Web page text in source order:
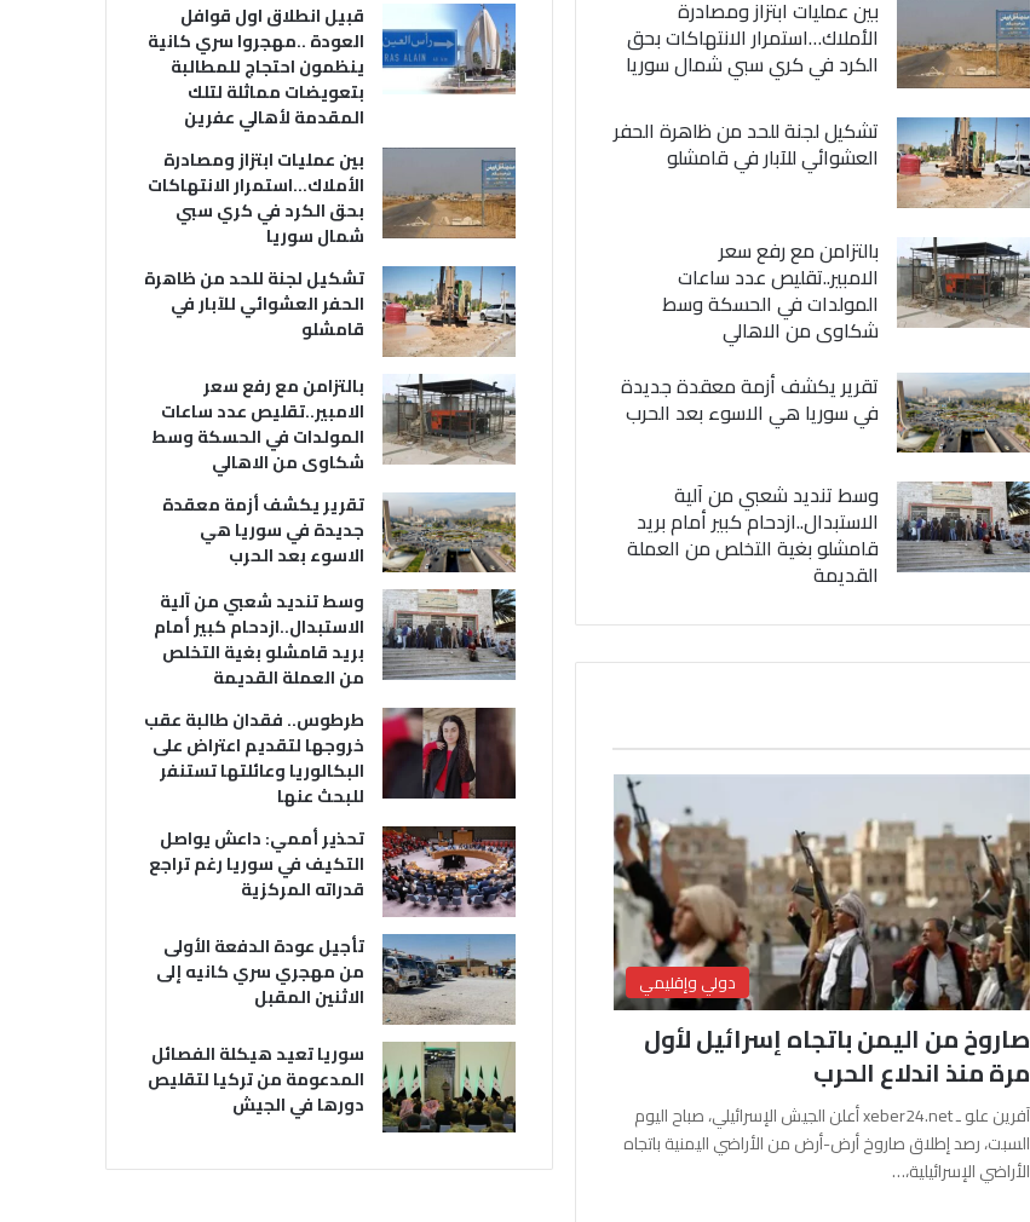
بين عمليات ابتزاز ومصادرة
الأملاك…استمرار الانتهاكات بحق
الكرد في كري سبي شمال سوريا
تشكيل لجنة للحد من ظاهرة الحفر
العشوائي للآبار في قامشلو
بالتزامن مع رفع سعر
الامبير..تقليص عدد ساعات
المولدات في الحسكة وسط
شكاوى من الاهالي
تقرير يكشف أزمة معقدة جديدة
في سوريا هي الاسوء بعد الحرب
وسط تنديد شعبي من آلية
الاستبدال..ازدحام كبير أمام بريد
قامشلو بغية التخلص من العملة
القديمة
دولي وإقليمي
صاروخ من اليمن باتجاه إسرائيل لأول
مرة منذ اندلاع الحرب
آفرين علو ـ xeber24.net أعلن الجيش الإسرائيلي، صباح اليوم
السبت، رصد إطلاق صاروخ أرض-أرض من الأراضي اليمنية باتجاه
الأراضي الإسرائيلية،…
قبيل انطلاق اول قوافل
العودة ..مهجروا سري كانية
ينظمون احتجاج للمطالبة
بتعويضات مماثلة لتلك
المقدمة لأهالي عفرين
بين عمليات ابتزاز ومصادرة
الأملاك…استمرار الانتهاكات
بحق الكرد في كري سبي
شمال سوريا
تشكيل لجنة للحد من ظاهرة
الحفر العشوائي للآبار في
قامشلو
بالتزامن مع رفع سعر
الامبير..تقليص عدد ساعات
المولدات في الحسكة وسط
شكاوى من الاهالي
تقرير يكشف أزمة معقدة
جديدة في سوريا هي
الاسوء بعد الحرب
وسط تنديد شعبي من آلية
الاستبدال..ازدحام كبير أمام
بريد قامشلو بغية التخلص
من العملة القديمة
طرطوس.. فقدان طالبة عقب
خروجها لتقديم اعتراض على
البكالوريا وعائلتها تستنفر
للبحث عنها
تحذير أممي: داعش يواصل
التكيف في سوريا رغم تراجع
قدراته المركزية
تأجيل عودة الدفعة الأولى
من مهجري سري كانيه إلى
الاثنين المقبل
سوريا تعيد هيكلة الفصائل
المدعومة من تركيا لتقليص
دورها في الجيش